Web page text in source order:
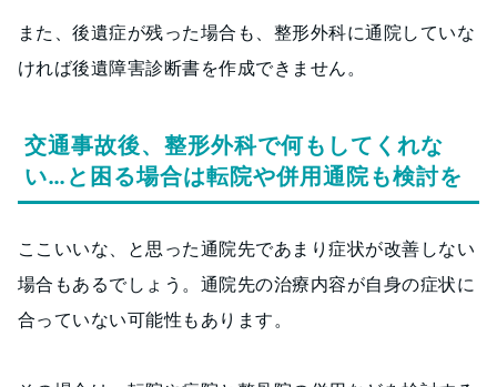
また、後遺症が残った場合も、整形外科に通院していな
ければ後遺障害診断書を作成できません。
交通事故後、整形外科で何もしてくれな
い…と困る場合は転院や併用通院も検討を
ここいいな、と思った通院先であまり症状が改善しない
場合もあるでしょう。通院先の治療内容が自身の症状に
合っていない可能性もあります。